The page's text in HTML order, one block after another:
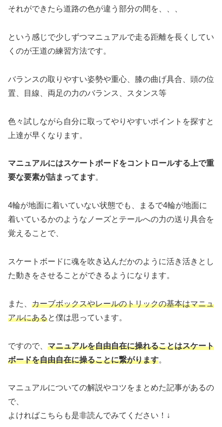
それができたら道路の色が違う部分の間を、、、
という感じで少しずつマニュアルで走る距離を長くしてい
くのが王道の練習方法です。
バランスの取りやすい姿勢や重心、膝の曲げ具合、頭の位
置、目線、両足の力のバランス、スタンス等
色々試しながら自分に取ってやりやすいポイントを探すと
上達が早くなります。
マニュアルにはスケートボードをコントロールする上で重
要な要素が詰まってます。
4輪が地面に着いていない状態でも、まるで4輪が地面に
着いているかのようなノーズとテールへの力の送り具合を
覚えることで、
スケートボードに魂を吹き込んだかのように活き活きとし
た動きをさせることができるようになります。
また、 カーブボックスやレールのトリックの基本はマニュ
アルにあると僕は思っています。
ですので、 マニュアルを自由自在に操れることはスケート
ボードを自由自在に操ることに繋がります。
マニュアルについての解説やコツをまとめた記事があるの
で、
よければこちらも是非読んでみてください！↓